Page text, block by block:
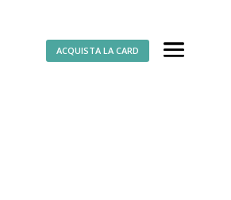
ACQUISTA LA CARD